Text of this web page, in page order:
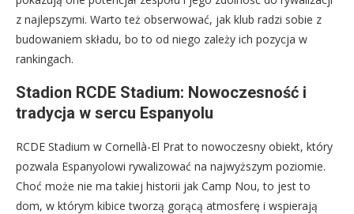
z najlepszymi. Warto też obserwować, jak klub radzi sobie z
budowaniem składu, bo to od niego zależy ich pozycja w
rankingach.
Stadion RCDE Stadium: Nowoczesność i
tradycja w sercu Espanyolu
RCDE Stadium w Cornellà-El Prat to nowoczesny obiekt, który
pozwala Espanyolowi rywalizować na najwyższym poziomie.
Choć może nie ma takiej historii jak Camp Nou, to jest to
dom, w którym kibice tworzą gorącą atmosferę i wspierają